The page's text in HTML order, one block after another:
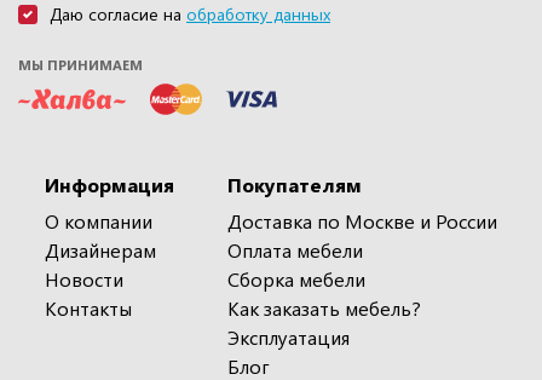
Даю согласие на обработку данных
МЫ ПРИНИМАЕМ
Информация
О компании
Дизайнерам
Новости
Контакты
Покупателям
Доставка по Москве и России
Оплата мебели
Сборка мебели
Как заказать мебель?
Эксплуатация
Блог